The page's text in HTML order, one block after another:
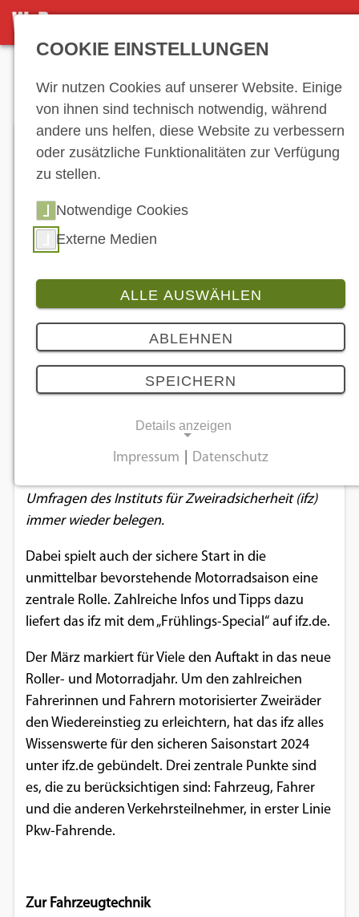
DETAILSEITE
Motorradfahrende wollen Sicherheit
26.02.2024
Möglichst gefahrlos unterwegs zu sein, hat für die
Fahrerinnen und Fahrer motorisierter Zweiräder
Umfragen des Instituts für Zweiradsicherheit (ifz)
immer wieder belegen.
Dabei spielt auch der sichere Start in die
unmittelbar bevorstehende Motorradsaison eine
zentrale Rolle. Zahlreiche Infos und Tipps dazu
liefert das ifz mit dem „Frühlings-Special“ auf ifz.de.
Der März markiert für Viele den Auftakt in das neue
Roller- und Motorradjahr. Um den zahlreichen
Fahrerinnen und Fahrern motorisierter Zweiräder
den Wiedereinstieg zu erleichtern, hat das ifz alles
Wissenswerte für den sicheren Saisonstart 2024
unter ifz.de gebündelt. Drei zentrale Punkte sind
es, die zu berücksichtigen sind: Fahrzeug, Fahrer
und die anderen Verkehrs­teilnehmer, in erster Linie
Pkw-Fahrende.
Zur Fahrzeugtechnik
COOKIE EINSTELLUNGEN
Wir nutzen Cookies auf unserer Website. Einige
von ihnen sind technisch notwendig, während
andere uns helfen, diese Website zu verbessern
oder zusätzliche Funktionalitäten zur Verfügung
zu stellen.
Notwendige Cookies
Externe Medien
ALLE AUSWÄHLEN
ABLEHNEN
SPEICHERN
Details anzeigen
Notwendige Cookies ermöglichen
grundlegende Funktionen und sind für die
erforderlich.
cookie_consent
Zweck:
Dieser Cookie speichert die ausgewählten
Einverständnis-Optionen des Benutzers
Cookie Laufzeit:
1 Jahr
Social Media Plattformen anzeigen zu
Impressum Datenschutz